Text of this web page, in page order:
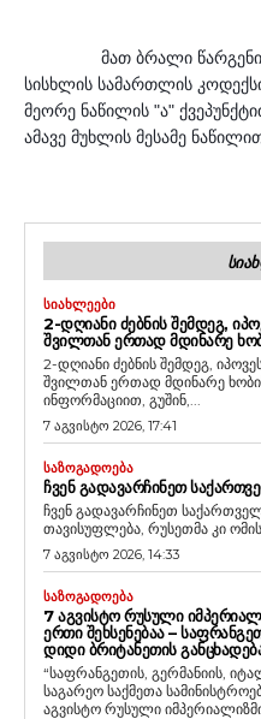
მათ ბრალი
სისხლის სამართლის
მეორე ნაწილის "ა"
ამავე მუხლის მესამე
ᲡᲘᲐᲮᲚᲔᲔᲑᲘ
2-ᲓᲦᲘᲐᲜᲘ ᲫᲔᲑᲜᲘᲡ ᲨᲔᲛᲓᲔᲒ,
ᲨᲕᲘᲚᲗᲐᲜ ᲔᲠᲗᲐᲓ ᲛᲓᲘᲜᲐᲠᲔ
2-დღიანი ძებნის შემდეგ,
შვილთან ერთად მდინარე
ინფორმაციით, გუშინ,...
7 აგვისტო 2026, 17:41
ᲡᲐᲖᲝᲒᲐᲓᲝᲔᲑᲐ
ᲩᲕᲔᲜ ᲒᲐᲓᲐᲕᲐᲠᲩᲘᲜᲔᲗ
ჩვენ გადავარჩინეთ
თავისუფლება, რუსეთმა კი
7 აგვისტო 2026, 14:33
ᲡᲐᲖᲝᲒᲐᲓᲝᲔᲑᲐ
7 ᲐᲒᲕᲘᲡᲢᲝ ᲠᲣᲡᲣᲚᲘ
ᲔᲠᲗᲘ ᲨᲔᲮᲡᲔᲜᲔᲑᲐᲐ –
ᲓᲘᲓᲘ ᲑᲠᲘᲢᲐᲜᲔᲗᲘᲡ
“საფრანგეთის, გერმანიის,
საგარეო საქმეთა
აგვისტო რუსული